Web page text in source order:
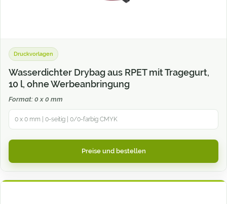
Druckvorlagen
Wasserdichter Drybag aus RPET mit Tragegurt,
10 l, ohne Werbeanbringung
Format: 0 x 0 mm
0 x 0 mm | 0-seitig | 0/0-farbig CMYK
Preise und bestellen